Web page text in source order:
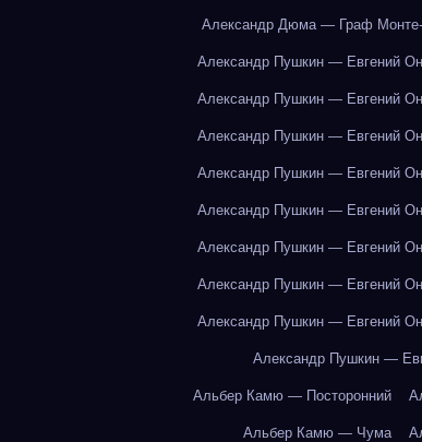
Александр Дюма — Граф Монте-
Александр Пушкин — Евгений
Александр Пушкин — Евгений
Александр Пушкин — Евгений
Александр Пушкин — Евгений
Александр Пушкин — Евгений
Александр Пушкин — Евгений
Александр Пушкин — Евгений
Александр Пушкин — Евгений
Александр Пушкин —
Альбер Камю — Посторонний
Альбер Камю — Чума